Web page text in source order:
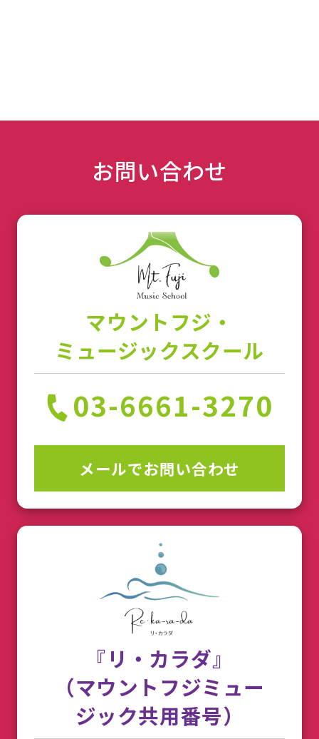
お問い合わせ
マウントフジ・
ミュージックスクール
03-6661-3270
メールでお問い合わせ
『リ・カラダ』
（マウントフジミュー
ジック共用番号）